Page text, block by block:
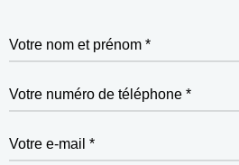
Votre nom et prénom *
Votre numéro de téléphone *
Votre e-mail *